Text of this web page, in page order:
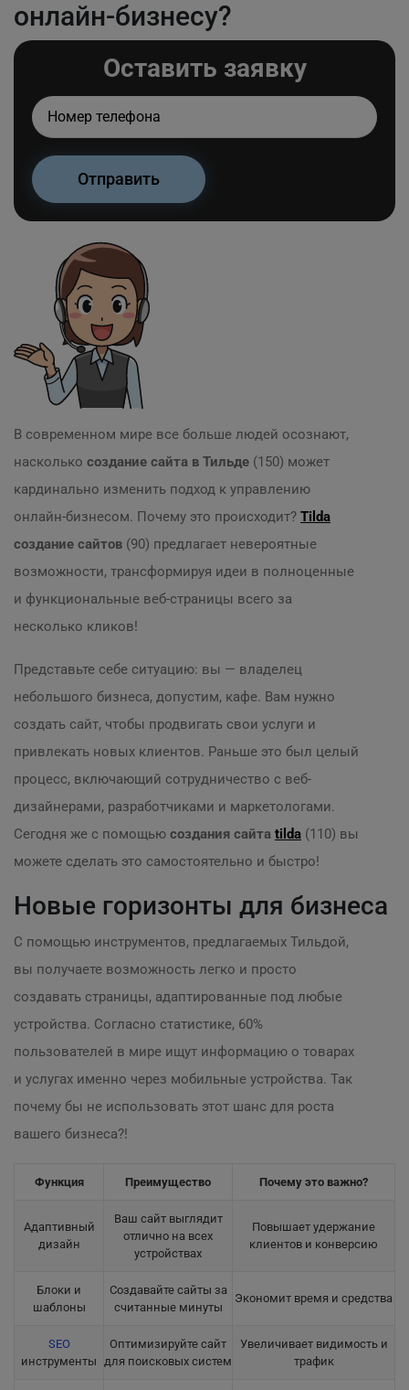
онлайн-бизнесу?
Оставить заявку
В современном мире все больше людей осознают,
насколько создание сайта в Тильде (150) может
кардинально изменить подход к управлению
онлайн-бизнесом. Почему это происходит? Tilda
создание сайтов (90) предлагает невероятные
возможности, трансформируя идеи в полноценные
и функциональные веб-страницы всего за
несколько кликов!
Представьте себе ситуацию: вы — владелец
небольшого бизнеса, допустим, кафе. Вам нужно
создать сайт, чтобы продвигать свои услуги и
привлекать новых клиентов. Раньше это был целый
процесс, включающий сотрудничество с веб-
дизайнерами, разработчиками и маркетологами.
Сегодня же с помощью создания сайта tilda (110) вы
можете сделать это самостоятельно и быстро!
Новые горизонты для бизнеса
С помощью инструментов, предлагаемых Тильдой,
вы получаете возможность легко и просто
создавать страницы, адаптированные под любые
устройства. Согласно статистике, 60%
пользователей в мире ищут информацию о товарах
и услугах именно через мобильные устройства. Так
почему бы не использовать этот шанс для роста
вашего бизнеса?!
Функция Преимущество Почему это важно?
Адаптивный
дизайн
Ваш сайт выглядит
отлично на всех
устройствах
Повышает удержание
клиентов и конверсию
Блоки и
шаблоны
Создавайте сайты за
считанные минуты
Экономит время и средства
SEO
инструменты
Оптимизируйте сайт
для поисковых систем
Увеличивает видимость и
трафик